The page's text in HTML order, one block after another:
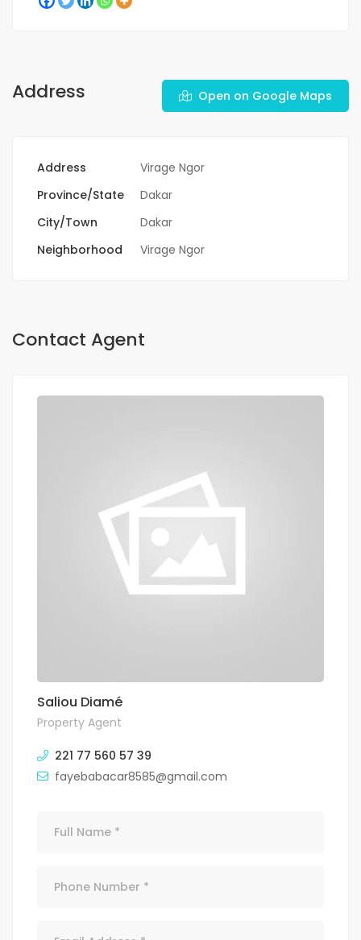
Address Open on Google Maps
Address
Virage Ngor
Province/State
Dakar
City/Town
Dakar
Neighborhood
Virage Ngor
Contact Agent
Saliou Diamé
Property Agent
221 77 560 57 39
fayebabacar8585@gmail.com